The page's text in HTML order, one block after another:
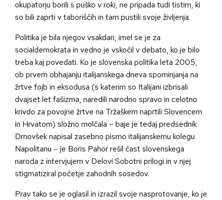
okupatorju borili s puško v roki, ne pripada tudi tistim, ki
so bili zaprti v taboriščih in tam pustili svoje življenja.
Politika je bila njegov vsakdan, imel se je za
socialdemokrata in vedno je vskočil v debato, ko je bilo
treba kaj povedati. Ko je slovenska politika leta 2005,
ob prvem obhajanju italijanskega dneva spominjanja na
žrtve fojb in eksodusa (s katerim so Italijani izbrisali
dvajset let fašizma, naredili narodno spravo in celotno
krivdo za povojne žrtve na Tržaškem naprtili Slovencem
in Hrvatom) složno molčala – baje je tedaj predsednik
Drnovšek napisal zasebno pismo italijanskemu kolegu
Napolitanu – je Boris Pahor rešil čast slovenskega
naroda z intervjujem v Delovi Sobotni prilogi in v njej
stigmatiziral početje zahodnih sosedov.
Prav tako se je oglasil in izrazil svoje nasprotovanje, ko je